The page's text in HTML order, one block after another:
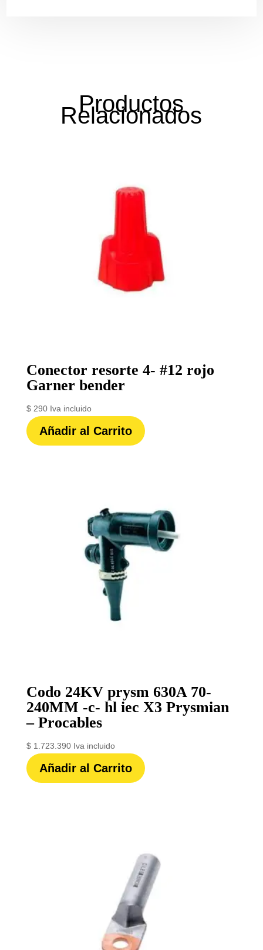
Productos
Relacionados
Conector resorte 4- #12 rojo
Garner bender
$290 Iva incluido
Añadir al Carrito
Codo 24KV prysm 630A 70-
240MM -c- hl iec X3 Prysmian
– Procables
$1.723.390 Iva incluido
Añadir al Carrito